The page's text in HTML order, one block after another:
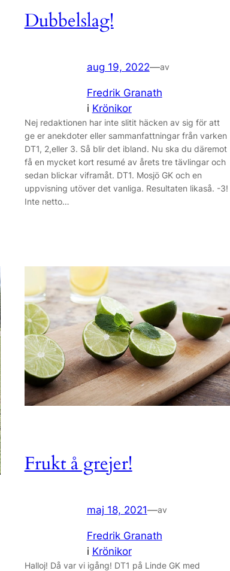
Dubbelslag!
aug 19, 2022—av
Fredrik Granath
i Krönikor
Nej redaktionen har inte slitit häcken av sig för att
ge er anekdoter eller sammanfattningar från varken
DT1, 2,eller 3. Så blir det ibland. Nu ska du däremot
få en mycket kort resumé av årets tre tävlingar och
sedan blickar viframåt. DT1. Mosjö GK och en
uppvisning utöver det vanliga. Resultaten likaså. -3!
Inte netto…
Frukt å grejer!
maj 18, 2021—av
Fredrik Granath
i Krönikor
Halloj! Då var vi igång! DT1 på Linde GK med